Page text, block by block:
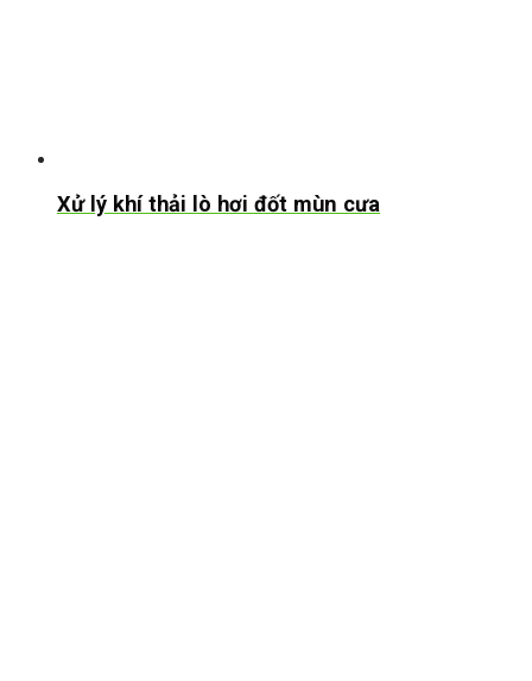
Xử lý khí thải lò hơi đốt mùn cưa